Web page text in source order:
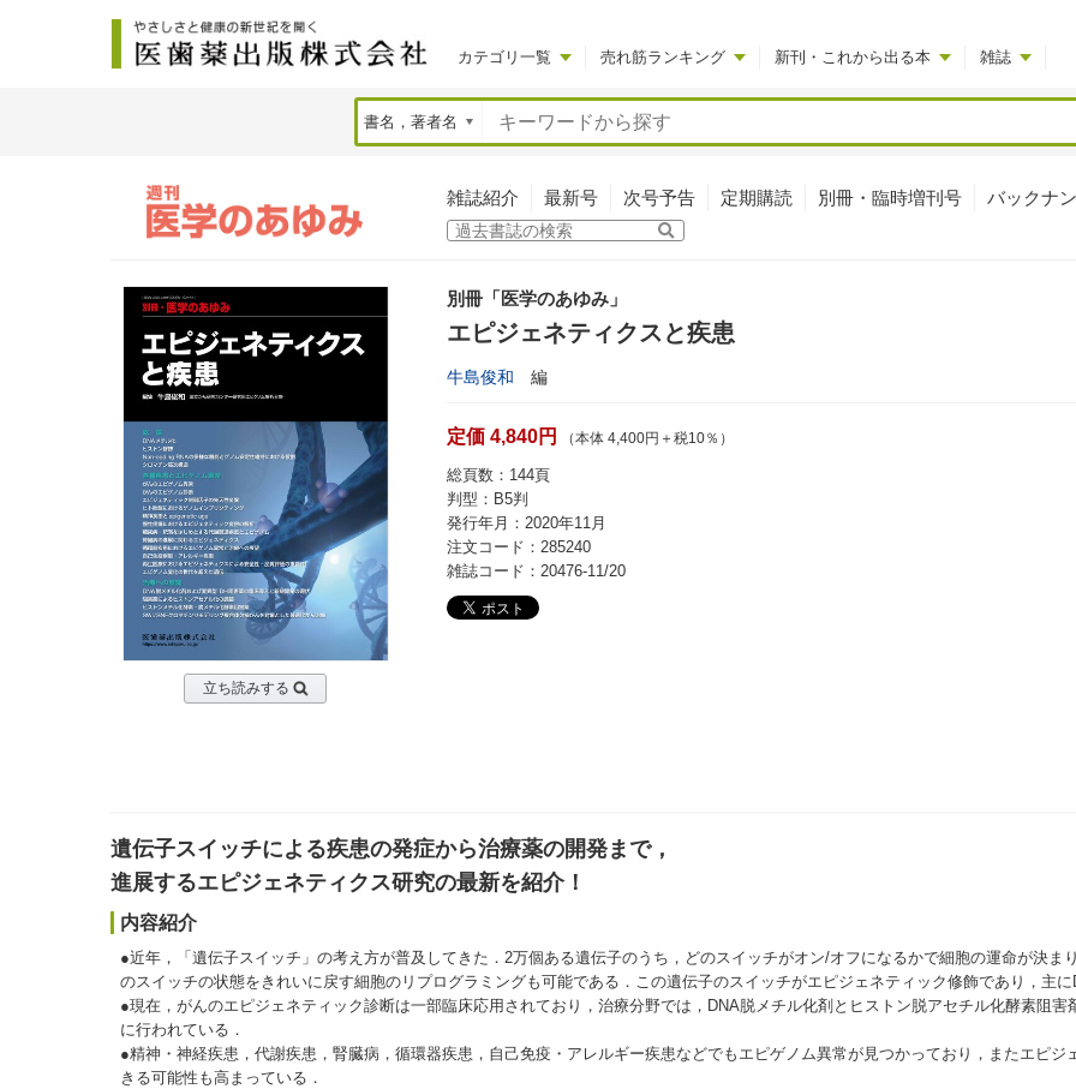
カテゴリ一覧 売れ筋ランキング 新刊・これから出る本 雑誌
雑誌紹介 最新号 次号予告 定期購読 別冊・臨時増刊号 バックナ
立ち読みする
別冊「医学のあゆみ」
エピジェネティクスと疾患
牛島俊和 編
定価 4,840円 （本体 4,400円＋税10％）
総頁数：144頁
判型：B5判
発行年月：2020年11月
注文コード：285240
雑誌コード：20476-11/20
遺伝子スイッチによる疾患の発症から治療薬の開発まで，
進展するエピジェネティクス研究の最新を紹介！
内容紹介
●近年，「遺伝子スイッチ」の考え方が普及してきた．2万個ある遺伝子のうち，どのスイッチがオン/オフになるかで細胞の運命が決
のスイッチの状態をきれいに戻す細胞のリプログラミングも可能である．この遺伝子のスイッチがエピジェネティック修飾であり，主
●現在，がんのエピジェネティック診断は一部臨床応用されており，治療分野では，DNA脱メチル化剤とヒストン脱アセチル化酵素阻
に行われている．
●精神・神経疾患，代謝疾患，腎臓病，循環器疾患，自己免疫・アレルギー疾患などでもエピゲノム異常が見つかっており，またエピ
きる可能性も高まっている．